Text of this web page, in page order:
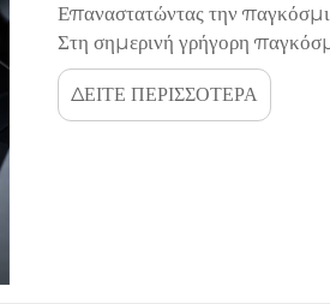
Επαναστατώντας την
Στη σημερινή γρήγορη
απαιτήσεις έχει γίνει ένας
διαχυτήρας αρωμάτων B-en...
ΔΕΙΤΕ ΠΕΡΙΣΣΟΤΕΡΑ